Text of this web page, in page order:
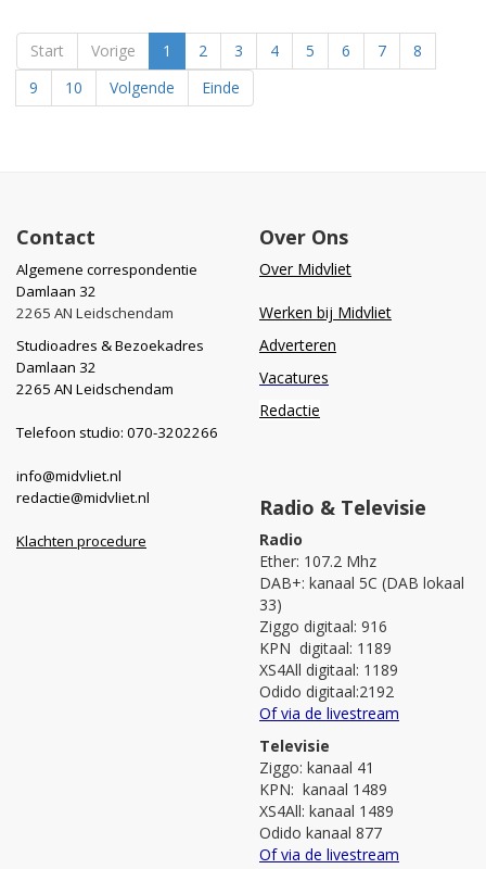
Start Vorige 1 2 3 4 5 6 7
8
9
10 Volgende Einde
Contact
Algemene correspondentie
Damlaan 32
2265 AN Leidschendam
Studioadres & Bezoekadres
Damlaan 32
2265 AN Leidschendam
Telefoon studio: 070-3202266
info@midvliet.nl
redactie@midvliet.nl
Klachten procedure
Over Ons
Over Midvliet
Werken bij Midvliet
Adverteren
Vacatures
Redactie
Radio & Televisie
Radio
Ether: 107.2 Mhz
DAB+: kanaal 5C (DAB lokaal
33)
Ziggo digitaal: 916
KPN digitaal: 1189
XS4All digitaal: 1189
Odido digitaal:2192
Of via de livestream
Televisie
Ziggo: kanaal 41
KPN: kanaal 1489
XS4All: kanaal 1489
Odido kanaal 877
Of via de livestream